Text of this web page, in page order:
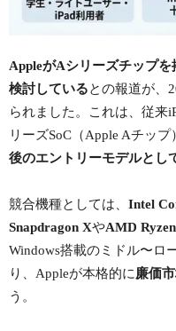
AppleがAシリーズチップ
検討しているとの報道が、
られました。これは、従来
リーズSoC（Apple Aチップ
後のエントリーモデルとし
競合機種としては、 Intel
Snapdragon XやAMD
Windows搭載のミドル〜ロ
り、Appleが本格的に廉価
う。